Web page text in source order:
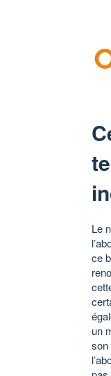
Le
ce
un
son